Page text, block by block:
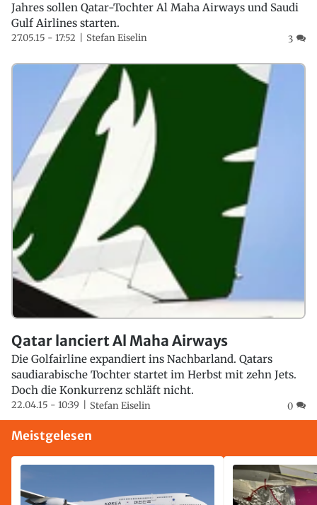
Jahres sollen Qatar-Tochter Al Maha Airways und Saudi
Gulf Airlines starten.
27.05.15 - 17:52 Stefan Eiselin 3
Qatar lanciert Al Maha Airways
Die Golfairline expandiert ins Nachbarland. Qatars
saudiarabische Tochter startet im Herbst mit zehn Jets.
Doch die Konkurrenz schläft nicht.
22.04.15 - 10:39 Stefan Eiselin 0
Meistgelesen